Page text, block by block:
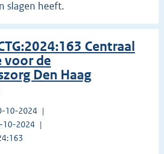
slagen heeft.
Centraal
voor de
Den Haag
10-2024
10-2024